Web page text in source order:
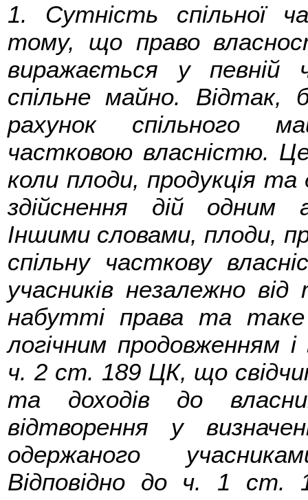
1. Сутність спільної
тому, що право
виражається у певній
спільне майно. Відтак,
рахунок спільного
частковою власністю.
коли плоди, продукція та
здійснення дій одним
Іншими словами, плоди,
спільну часткову
учасників незалежно
набутті права та
логічним продовженням
ч. 2 ст. 189 ЦК, що
та доходів до
відтворення у
одержаного
Відповідно до ч. 1 ст.